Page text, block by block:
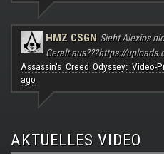
HMZ CSGN Sieht Alexios
Geralt aus???https://
Assassin's Creed Odyssey: Video-
ago
AKTUELLES VIDEO